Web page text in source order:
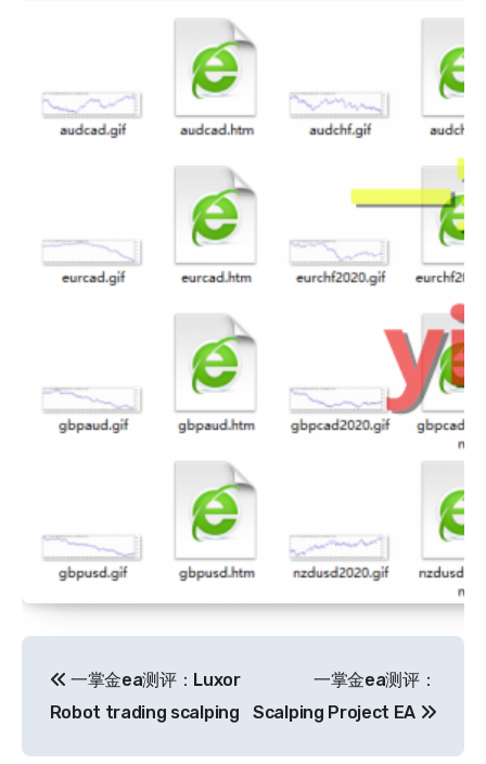
章
导
一掌金ea测评：Luxor
Robot trading scalping
一掌金ea测评：
Scalping Project EA